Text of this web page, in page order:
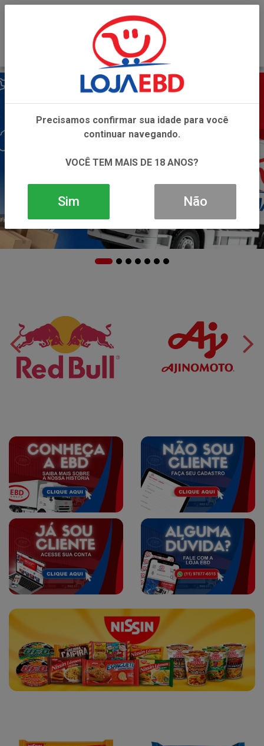
Precisamos confirmar sua idade para você
continuar navegando.
VOCÊ TEM MAIS DE 18 ANOS?
Sim Não